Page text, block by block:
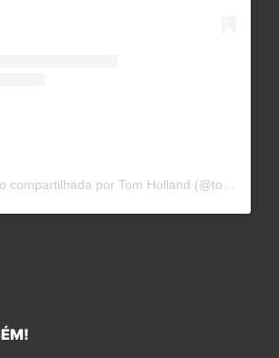
Uma publicação compartilhada por Tom Holland (@tomholland2013)